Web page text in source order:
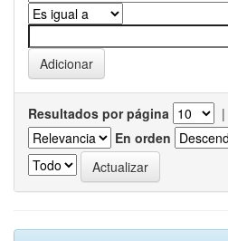
Resultados por página |
En orden